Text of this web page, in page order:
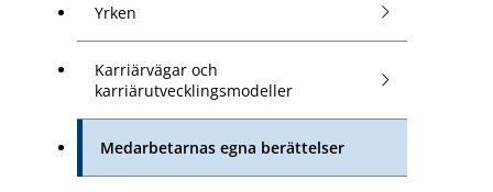
Yrken
Karriärvägar och
karriärutvecklingsmodeller
Medarbetarnas egna berättelser